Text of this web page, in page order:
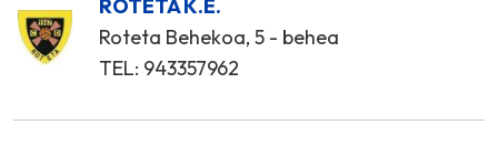
ROTETA K.E.
Roteta Behekoa, 5 - behea
TEL: 943357962